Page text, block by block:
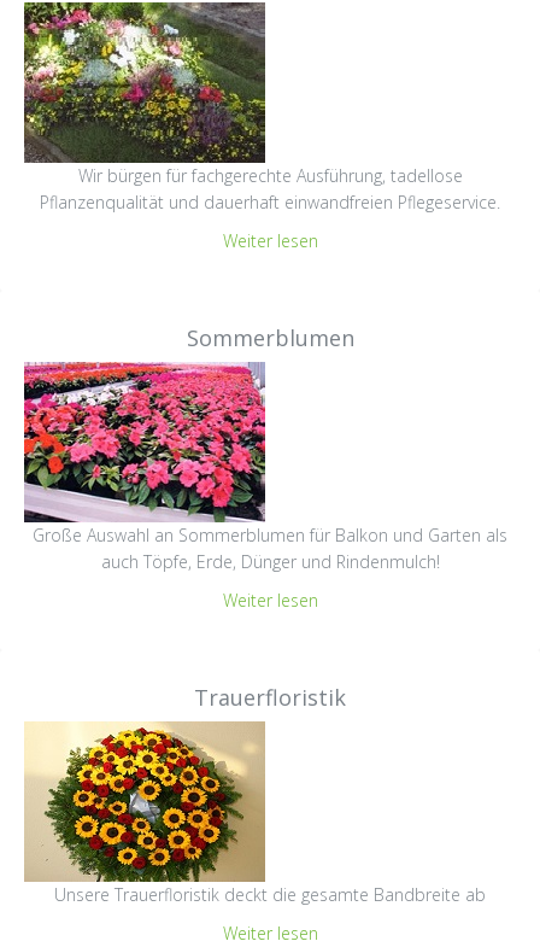
Wir bürgen für fachgerechte Ausführung, tadellose
Pflanzenqualität und dauerhaft einwandfreien Pflegeservice.
Weiter lesen
Sommerblumen
Große Auswahl an Sommerblumen für Balkon und Garten als
auch Töpfe, Erde, Dünger und Rindenmulch!
Weiter lesen
Trauerfloristik
Unsere Trauerfloristik deckt die gesamte Bandbreite ab
Weiter lesen